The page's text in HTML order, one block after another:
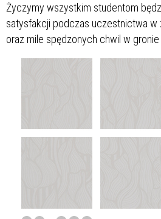
Życzymy wszystkim studentom
satysfakcji podczas uczestnictwa w
oraz mile spędzonych chwil w